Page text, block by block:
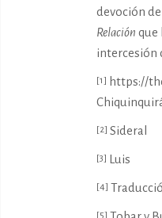
devoción
Relación que
intercesión
[1] https://
[2] Sideral
[3] Luis
[4]
[5]